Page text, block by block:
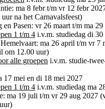
ma 8 febr t/m vr 12 febr
na het Carnavalsfeest)
en Pasen: vr 26 maart t/m ma 29
1 t/m 4 i.v.m. studiedag di 30
ma 26 april t/m vr 7
om 12.00 uur)
alle groepen i.v.m. studie-
17 mei en di 18 mei 2027
1 t/m 4 i.v.m. studiedag ma
ma 19 juli t/m vr 29 aug 2027